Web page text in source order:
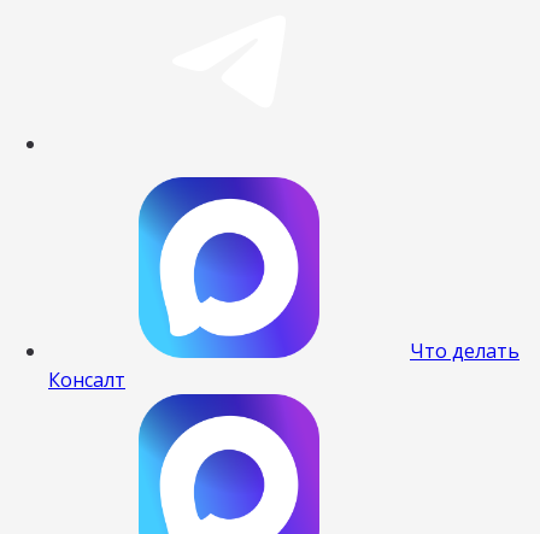
Что делать
Консалт